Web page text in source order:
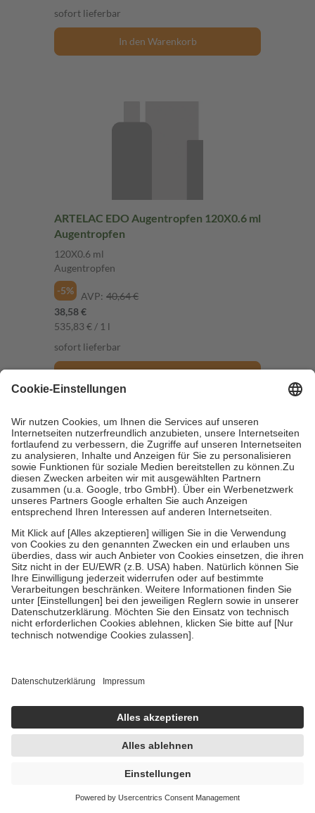
sofort lieferbar
In den Warenkorb
ARTELAC EDO Augentropfen 120X0.6 ml
Augentropfen
120X0.6 ml
Augentropfen
-5%
AVP: 40,64 €
38,58 €
535,83 € / 1 l
sofort lieferbar
ARTELAC SPLASH EDO
30X0.5 ml
Augentropfen
-9%
UVP: 19,65 €
sofort lieferbar
In den Warenkorb